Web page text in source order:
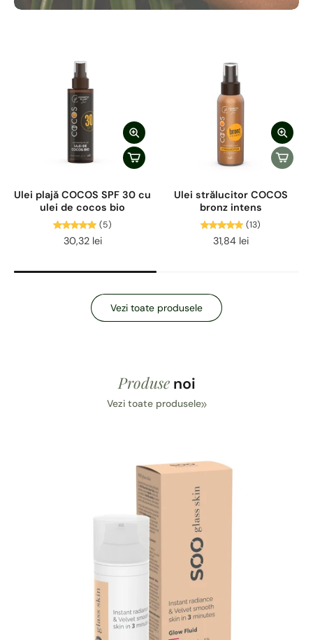
Ulei plajă COCOS SPF 30 cu
ulei de cocos bio
(5)
30,32 lei
Ulei strălucitor COCOS
bronz intens
(13)
31,84 lei
Vezi toate produsele
Produsenoi
Vezi toate produsele